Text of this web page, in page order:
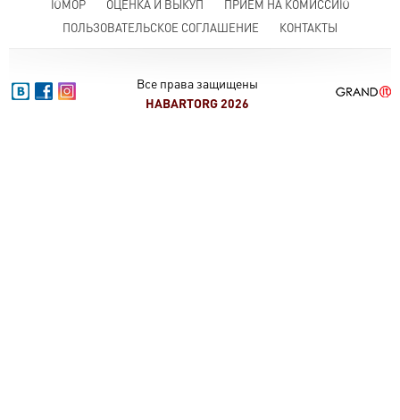
ЮМОР
ОЦЕНКА И ВЫКУП
ПРИЕМ НА КОМИССИЮ
ПОЛЬЗОВАТЕЛЬСКОЕ СОГЛАШЕНИЕ
КОНТАКТЫ
Все права защищены
HABARTORG 2026